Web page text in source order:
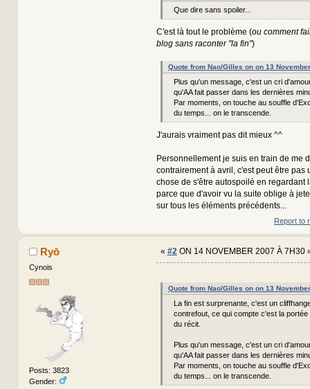
Que dire sans spoiler...
C'est là tout le problème (ou comment
blog sans raconter "la fin")
Quote from Nao/Gilles on on 13
Plus qu'un message, c'est un cri
qu'AA fait passer dans les dernières
Par moments, on touche au souffle
du temps... on le transcende.
J'aurais vraiment pas dit mieux ^^
Personnellement je suis en train de me
contrairement à avril, c'est peut être pas
chose de s'être autospoilé en regardant
parce que d'avoir vu la suite oblige à
sur tous les éléments précédents...
Report to
Ryō
Cynois
Posts: 3823
Gender:
« #2ON 14 NOVEMBER 2007 À 7H30
Quote from Nao/Gilles on on 13
La fin est surprenante, c'est un
contrefout, ce qui compte c'est la portée
du récit.
Plus qu'un message, c'est un cri
qu'AA fait passer dans les dernières
Par moments, on touche au souffle
du temps... on le transcende.